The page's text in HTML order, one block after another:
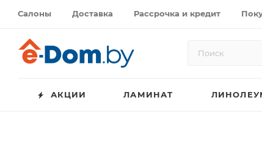
Салоны Доставка Рассрочка и кредит
АКЦИИ ЛАМИНАТ